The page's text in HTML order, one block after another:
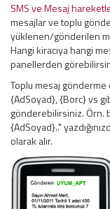
SMS ve Mesaj
mesajlar ve toplu
yüklenen/gönderilen
Hangi kiracıya hangi
panellerden
Toplu mesaj gönderme
{AdSoyad}, {Borc} vs
gönderebilirsiniz. Örn.
{AdSoyad}.."
olarak alır.